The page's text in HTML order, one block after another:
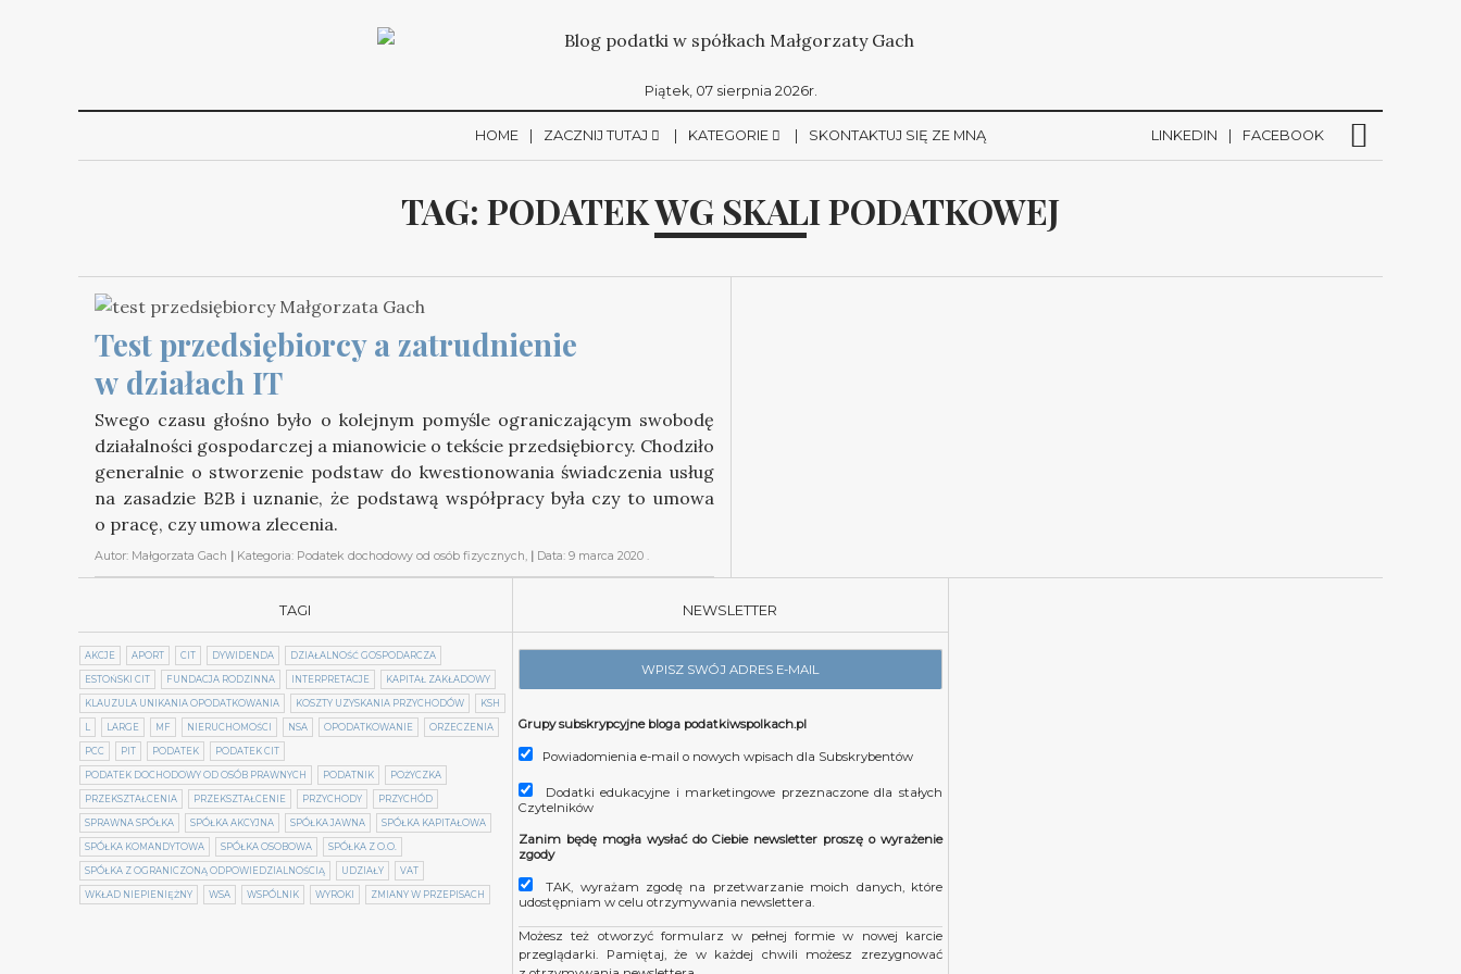
Piątek, 07 sierpnia 2026r.
HOME ZACZNIJ TUTAJ KATEGORIE SKONTAKTUJ SIĘ ZE MNĄ LINKEDIN FACEBOOK
TAG: PODATEK WG SKALI PODATKOWEJ
Test przedsiębiorcy a zatrudnienie
w działach IT
Swego czasu głośno było o kolejnym pomyśle ograniczającym swobodę
działalności gospodarczej a mianowicie o tekście przedsiębiorcy. Chodziło
generalnie o stworzenie podstaw do kwestionowania świadczenia usług
na zasadzie B2B i uznanie, że podstawą współpracy była czy to umowa
o pracę, czy umowa zlecenia.
Autor: Małgorzata Gach | Kategoria: Podatek dochodowy od osób fizycznych, | Data: 9 marca 2020 .
TAGI
AKCJE APORT CIT DYWIDENDA DZIAŁALNOŚĆ GOSPODARCZA
ESTOŃSKI CIT FUNDACJA RODZINNA INTERPRETACJE KAPITAŁ ZAKŁADOWY
KLAUZULA UNIKANIA OPODATKOWANIA KOSZTY UZYSKANIA PRZYCHODÓW KSH
L LARGE MF NIERUCHOMOŚCI NSA OPODATKOWANIE ORZECZENIA
PCC PIT PODATEK PODATEK CIT
PODATEK DOCHODOWY OD OSÓB PRAWNYCH PODATNIK POŻYCZKA
PRZEKSZTAŁCENIA PRZEKSZTAŁCENIE PRZYCHODY PRZYCHÓD
SPRAWNA SPÓŁKA SPÓŁKA AKCYJNA SPÓŁKA JAWNA SPÓŁKA KAPITAŁOWA
SPÓŁKA KOMANDYTOWA SPÓŁKA OSOBOWA SPÓŁKA Z O.O.
SPÓŁKA Z OGRANICZONĄ ODPOWIEDZIALNOŚCIĄ UDZIAŁY VAT
WKŁAD NIEPIENIĘŻNY WSA WSPÓLNIK WYROKI ZMIANY W PRZEPISACH
NEWSLETTER
Grupy subskrypcyjne bloga podatkiwspolkach.pl
Powiadomienia e-mail o nowych wpisach dla Subskrybentów
Dodatki edukacyjne i marketingowe przeznaczone dla stałych
Czytelników
Zanim będę mogła wysłać do Ciebie newsletter proszę o wyrażenie
zgody
TAK, wyrażam zgodę na przetwarzanie moich danych, które
udostępniam w celu otrzymywania newslettera.
Możesz też otworzyć formularz w pełnej formie w nowej karcie
przeglądarki.Pamiętaj, że w każdej chwili możesz zrezygnować